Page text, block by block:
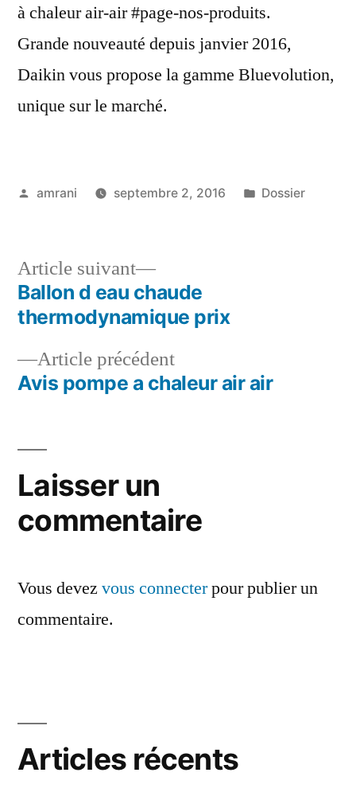
à chaleur air-air #page-nos-produits.
Grande nouveauté depuis janvier 2016,
Daikin vous propose la gamme Bluevolution,
unique sur le marché.
Publié
amrani septembre 2, 2016
Publié
Dossier
Navigation
l’article
Article précédentArticle
précédent :
Avis pompe a chaleur air air
Article suivant
Article
suivant :
Ballon d eau chaude
thermodynamique prix
Laisser un
commentaire
Vous devez vous connecterpour publier un
commentaire.
Articles récents